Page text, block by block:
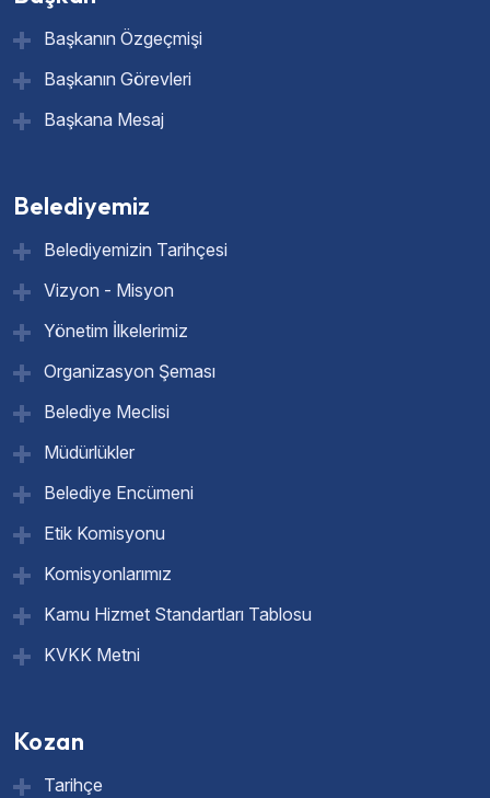
Başkanın Özgeçmişi
Başkanın Görevleri
Başkana Mesaj
Belediyemiz
Belediyemizin Tarihçesi
Vizyon - Misyon
Yönetim İlkelerimiz
Organizasyon Şeması
Belediye Meclisi
Müdürlükler
Belediye Encümeni
Etik Komisyonu
Komisyonlarımız
Kamu Hizmet Standartları Tablosu
KVKK Metni
Kozan
Tarihçe